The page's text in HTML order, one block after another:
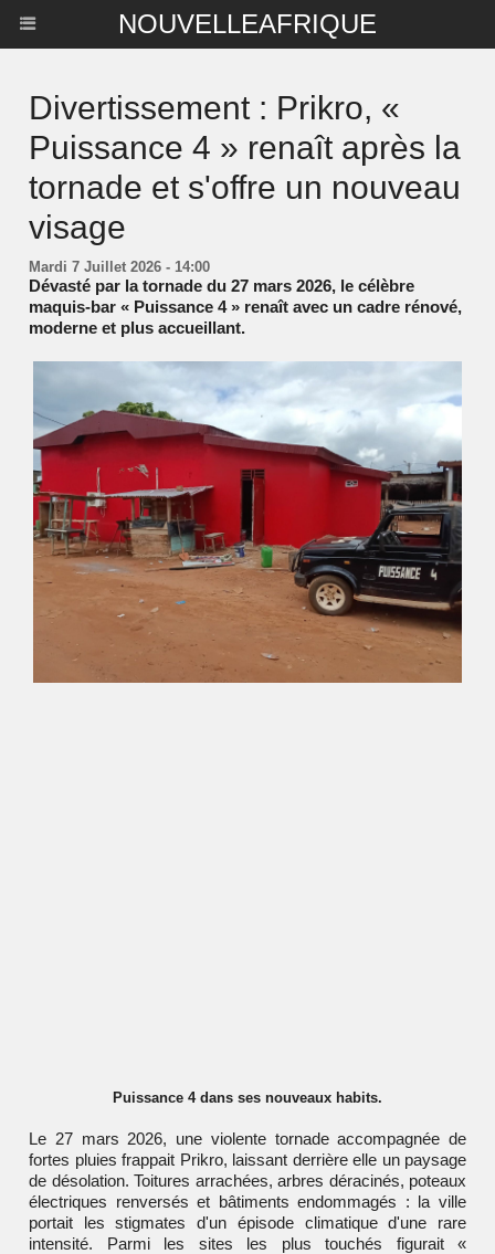
NOUVELLEAFRIQUE
Divertissement : Prikro, «
Puissance 4 » renaît après la
tornade et s'offre un nouveau
visage
Mardi 7 Juillet 2026 - 14:00
Dévasté par la tornade du 27 mars 2026, le célèbre
maquis-bar « Puissance 4 » renaît avec un cadre rénové,
moderne et plus accueillant.
Puissance 4 dans ses nouveaux habits.
Le 27 mars 2026, une violente tornade accompagnée de
fortes pluies frappait Prikro, laissant derrière elle un paysage
de désolation. Toitures arrachées, arbres déracinés, poteaux
électriques renversés et bâtiments endommagés : la ville
portait les stigmates d'un épisode climatique d'une rare
intensité. Parmi les sites les plus touchés figurait «